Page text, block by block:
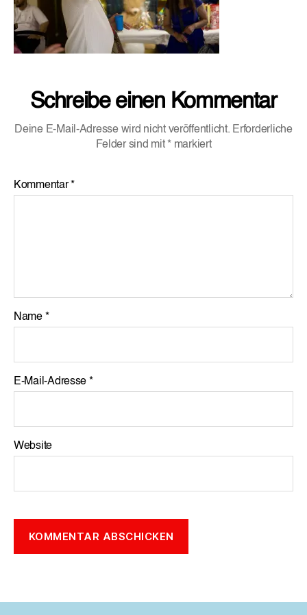
Schreibe einen Kommentar
Deine E-Mail-Adresse wird nicht veröffentlicht. Erforderliche
Felder sind mit * markiert
Kommentar*
Name *
E-Mail-Adresse *
Website